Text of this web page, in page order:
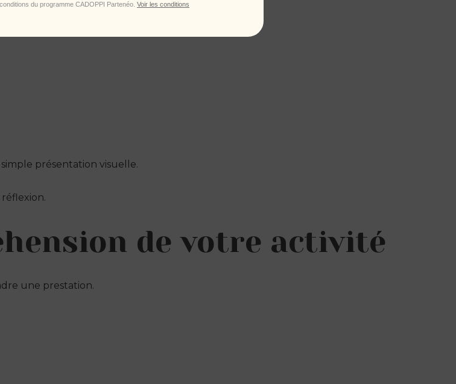
présentation visuelle.
de votre activité
une prestation.
du programme CADOPPI Partenéo. Voir les conditions